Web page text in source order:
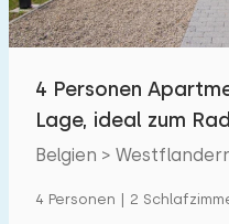
4 Personen
Lage, ideal zum
Belgien >
4 Personen | 2